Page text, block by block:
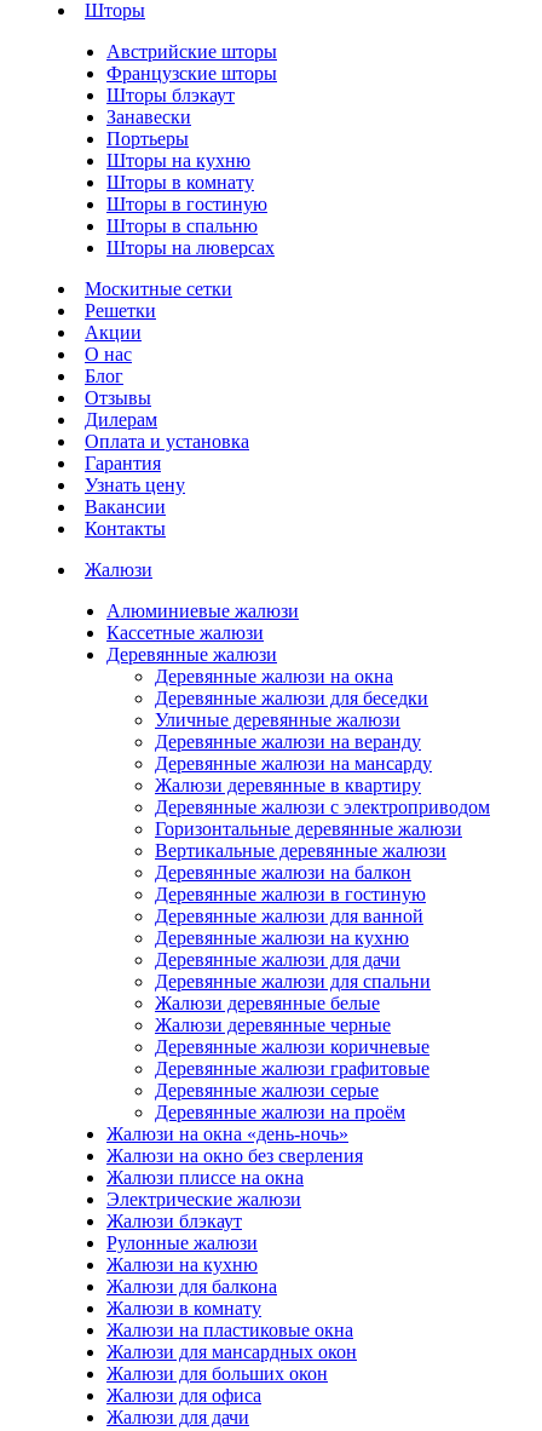
Шторы
Австрийские шторы
Французские шторы
Шторы блэкаут
Занавески
Портьеры
Шторы на кухню
Шторы в комнату
Шторы в гостиную
Шторы в спальню
Шторы на люверсах
Москитные сетки
Решетки
Акции
О нас
Блог
Отзывы
Дилерам
Оплата и установка
Гарантия
Узнать цену
Вакансии
Контакты
Жалюзи
Алюминиевые жалюзи
Кассетные жалюзи
Деревянные жалюзи
Деревянные жалюзи на окна
Деревянные жалюзи для беседки
Уличные деревянные жалюзи
Деревянные жалюзи на веранду
Деревянные жалюзи на мансарду
Жалюзи деревянные в квартиру
Деревянные жалюзи с электроприводом
Горизонтальные деревянные жалюзи
Вертикальные деревянные жалюзи
Деревянные жалюзи на балкон
Деревянные жалюзи в гостиную
Деревянные жалюзи для ванной
Деревянные жалюзи на кухню
Деревянные жалюзи для дачи
Деревянные жалюзи для спальни
Жалюзи деревянные белые
Жалюзи деревянные черные
Деревянные жалюзи коричневые
Деревянные жалюзи графитовые
Деревянные жалюзи серые
Деревянные жалюзи на проём
Жалюзи на окна «день-ночь»
Жалюзи на окно без сверления
Жалюзи плиссе на окна
Электрические жалюзи
Жалюзи блэкаут
Рулонные жалюзи
Жалюзи на кухню
Жалюзи для балкона
Жалюзи в комнату
Жалюзи на пластиковые окна
Жалюзи для мансардных окон
Жалюзи для больших окон
Жалюзи для офиса
Жалюзи для дачи